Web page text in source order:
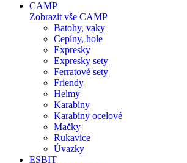
CAMP
Zobrazit vše CAMP
Batohy, vaky
Cepíny, hole
Expresky
Expresky sety
Ferratové sety
Friendy
Helmy
Karabiny
Karabiny ocelové
Mačky
Rukavice
Úvazky
ESBIT